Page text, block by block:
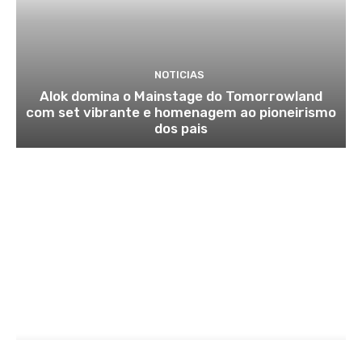
NOTICIAS
Alok domina o Mainstage do Tomorrowland
com set vibrante e homenagem ao pioneirismo
dos pais